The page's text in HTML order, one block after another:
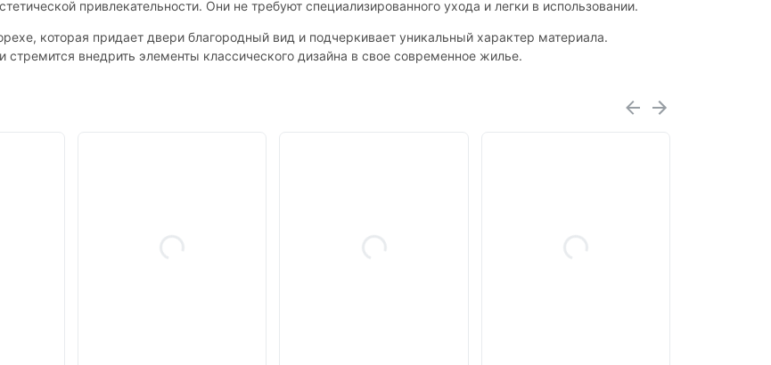
привлекательности. Они не требуют специализированного ухода и легки в использовании.
которая придает двери благородный вид и подчеркивает уникальный характер материала.
стремится внедрить элементы классического дизайна в свое современное жилье.